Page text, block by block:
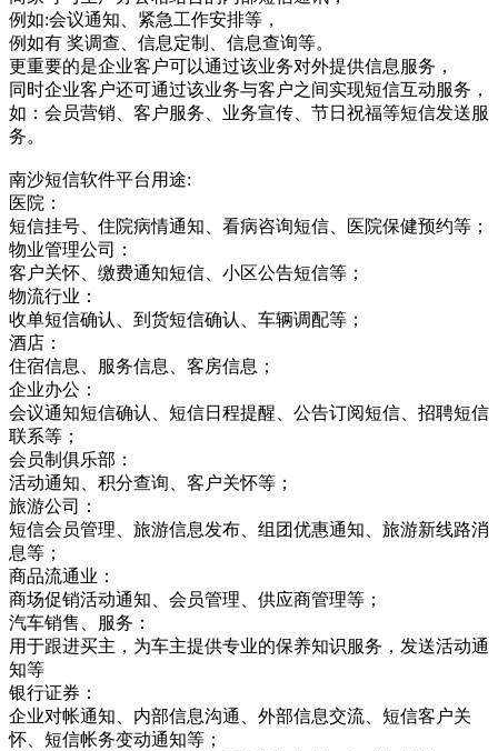
例如:会议通知、紧急工作安排等，
例如有 奖调查、信息定制、信息查询等。
更重要的是企业客户可以通过该业务对外提供信息服务，
同时企业客户还可通过该业务与客户之间实现短信互动服务，
如：会员营销、客户服务、业务宣传、节日祝福等短信发送服
务。
南沙短信软件平台用途:
医院：
短信挂号、住院病情通知、看病咨询短信、医院保健预约等；
物业管理公司：
客户关怀、缴费通知短信、小区公告短信等；
物流行业：
收单短信确认、到货短信确认、车辆调配等；
酒店：
住宿信息、服务信息、客房信息；
企业办公：
会议通知短信确认、短信日程提醒、公告订阅短信、招聘短信
联系等；
会员制俱乐部：
活动通知、积分查询、客户关怀等；
旅游公司：
短信会员管理、旅游信息发布、组团优惠通知、旅游新线路消
息等；
商品流通业：
商场促销活动通知、会员管理、供应商管理等；
汽车销售、服务：
用于跟进买主，为车主提供专业的保养知识服务，发送活动通
知等
银行证券：
企业对帐通知、内部信息沟通、外部信息交流、短信客户关
怀、短信帐务变动通知等；